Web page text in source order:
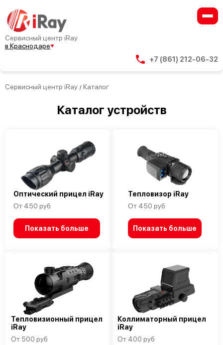
Сервисный центр iRay
в Краснодаре
+7 (861) 212-06-32
Сервисный центр iRay / Каталог
Каталог устройств
Оптический прицел iRay
От 450 руб
Показать больше
Тепловизор iRay
От 450 руб
Показать больше
Тепловизионный прицел
iRay
От 500 руб
Коллиматорный прицел
iRay
От 400 руб